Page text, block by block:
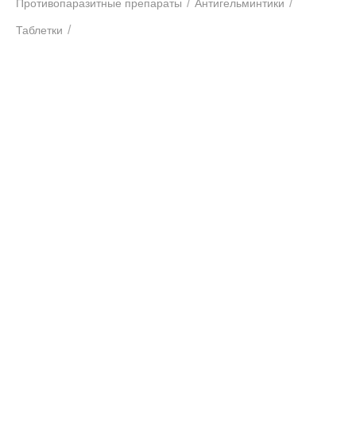
Противопаразитные препараты / Антигельминтики /
Таблетки /